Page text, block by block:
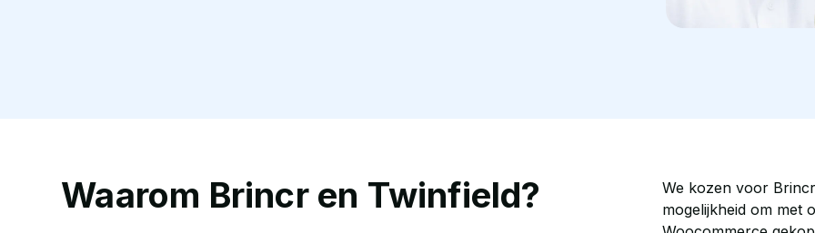
Waarom Brincr en Twinfield?
We kozen voor
mogelijkheid om met